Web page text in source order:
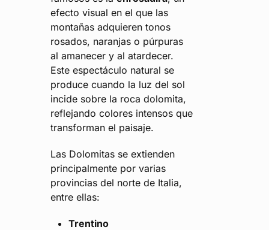
efecto visual en el que las
montañas adquieren tonos
rosados, naranjas o púrpuras
al amanecer y al atardecer.
Este espectáculo natural se
produce cuando la luz del sol
incide sobre la roca dolomita,
reflejando colores intensos que
transforman el paisaje.
Las Dolomitas se extienden
principalmente por varias
provincias del norte de Italia,
entre ellas:
Trentino